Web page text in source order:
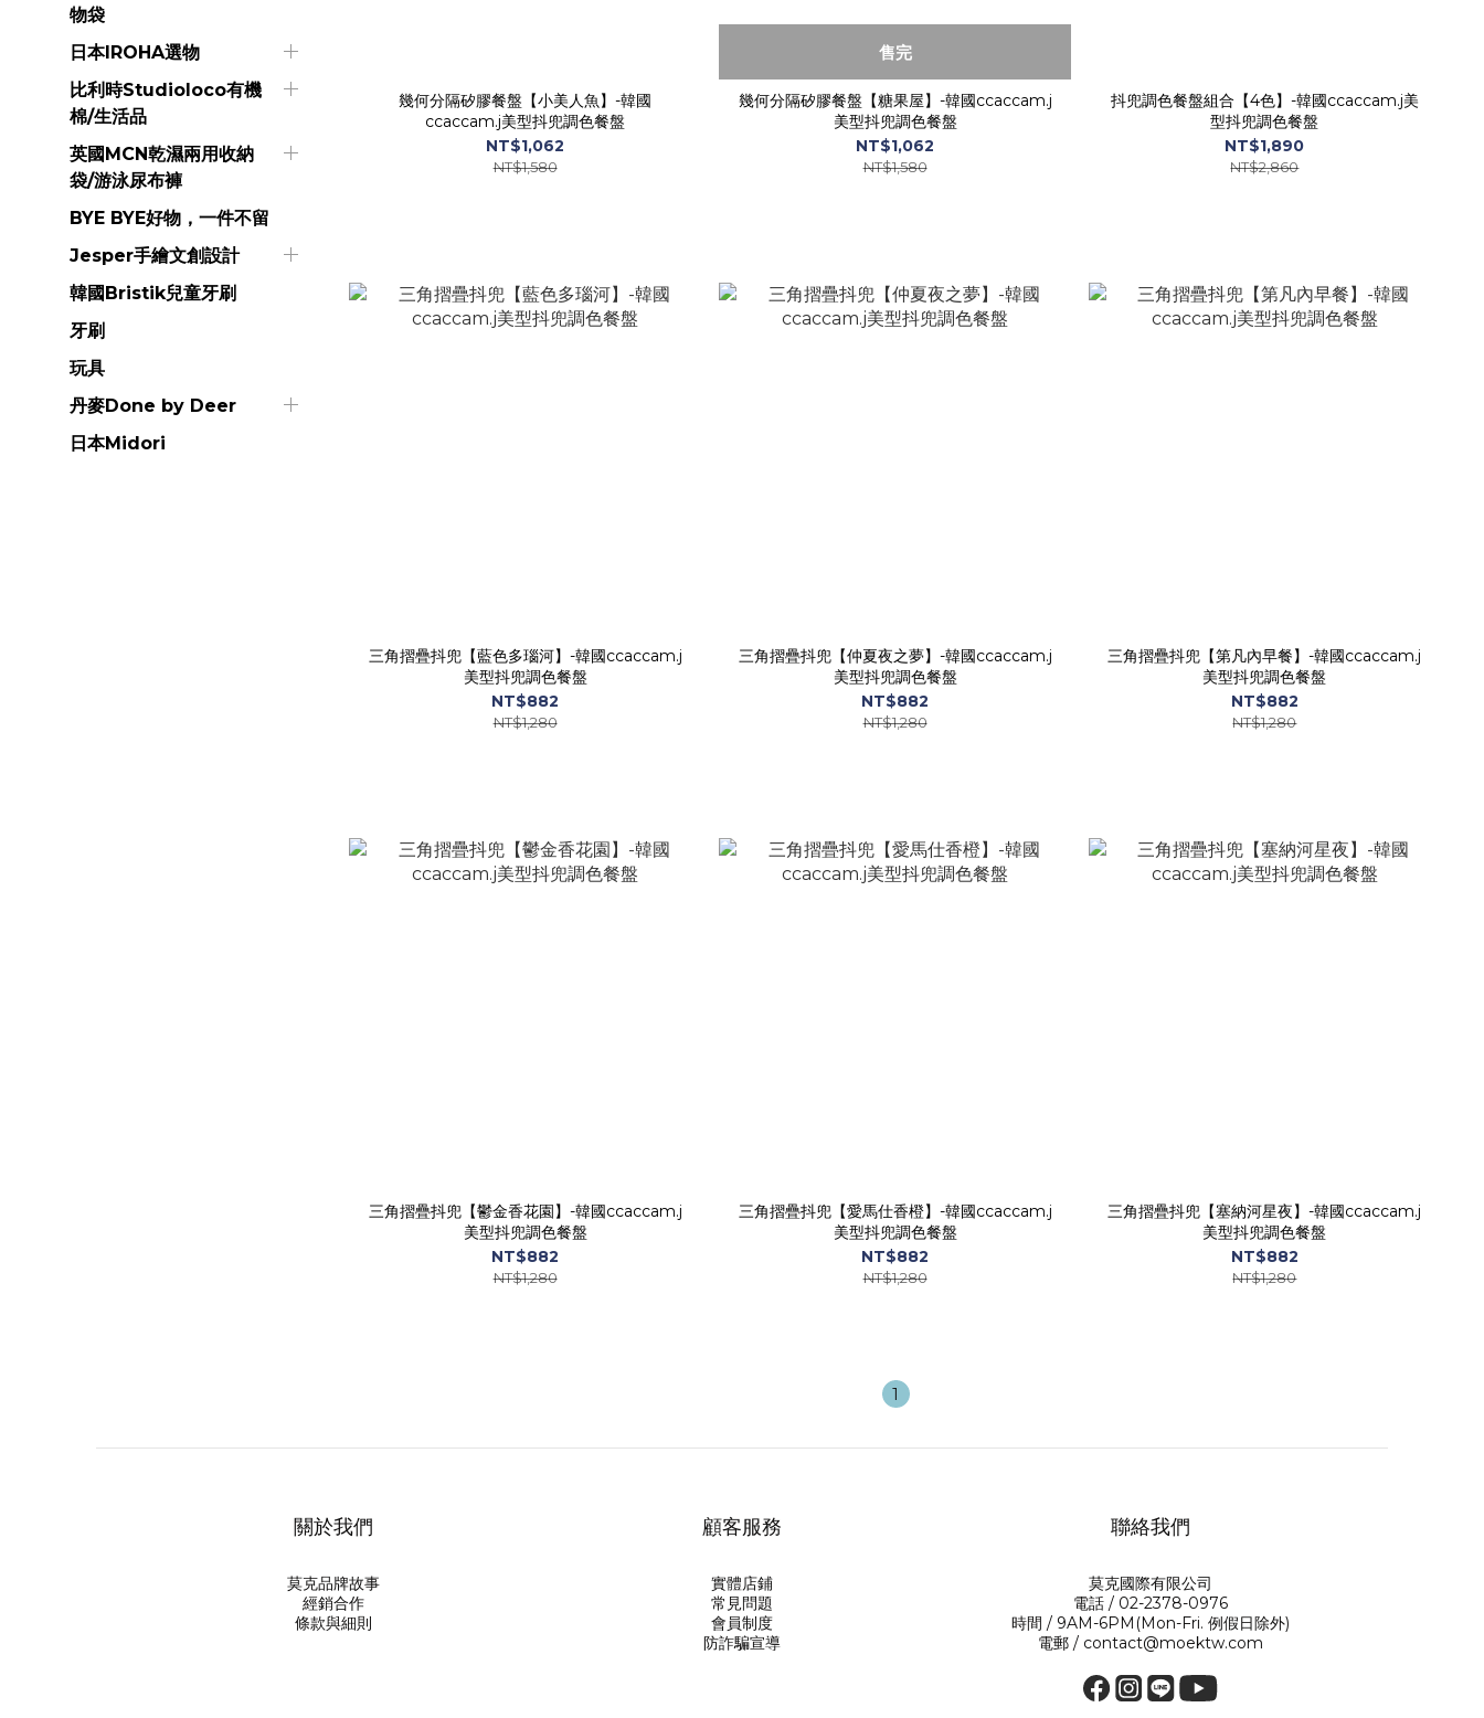
物袋
日本IROHA選物
比利時Studioloco有機
棉/生活品
英國MCN乾濕兩用收納
袋/游泳尿布褲
BYE BYE好物，一件不留
Jesper手繪文創設計
韓國Bristik兒童牙刷
牙刷
玩具
丹麥Done by Deer
日本Midori
幾何分隔矽膠餐盤【小美人魚】-韓國
ccaccam.j美型抖兜調色餐盤
NT$1,062
NT$1,580
售完
幾何分隔矽膠餐盤【糖果屋】-韓國ccaccam.j
美型抖兜調色餐盤
NT$1,062
NT$1,580
抖兜調色餐盤組合【4色】-韓國ccaccam.j美
型抖兜調色餐盤
NT$1,890
NT$2,860
三角摺疊抖兜【藍色多瑙河】-韓國ccaccam.j
美型抖兜調色餐盤
NT$882
NT$1,280
三角摺疊抖兜【仲夏夜之夢】-韓國ccaccam.j
美型抖兜調色餐盤
NT$882
NT$1,280
三角摺疊抖兜【第凡內早餐】-韓國ccaccam.j
美型抖兜調色餐盤
NT$882
NT$1,280
三角摺疊抖兜【鬱金香花園】-韓國ccaccam.j
美型抖兜調色餐盤
NT$882
NT$1,280
三角摺疊抖兜【愛馬仕香橙】-韓國ccaccam.j
美型抖兜調色餐盤
NT$882
NT$1,280
三角摺疊抖兜【塞納河星夜】-韓國ccaccam.j
美型抖兜調色餐盤
NT$882
NT$1,280
1
關於我們
莫克品牌故事
經銷合作
條款與細則
顧客服務
實體店鋪
常見問題
會員制度
防詐騙宣導
聯絡我們
莫克國際有限公司
電話 / 02-2378-0976
時間 / 9AM-6PM(Mon-Fri. 例假日除外)
電郵 / contact@moektw.com